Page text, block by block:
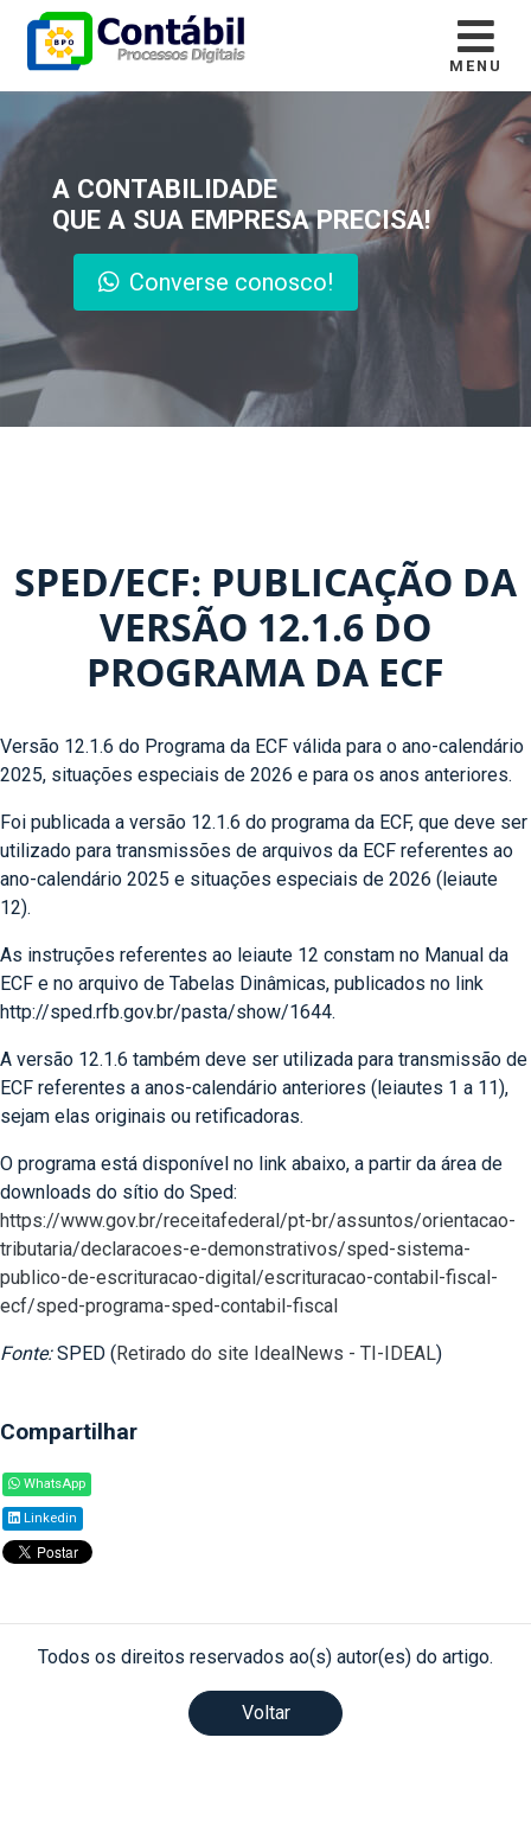
MENU
A CONTABILIDADE
QUE A SUA EMPRESA PRECISA!
Converse conosco!
SPED/ECF: PUBLICAÇÃO DA
VERSÃO 12.1.6 DO
PROGRAMA DA ECF
Versão 12.1.6 do Programa da ECF válida para o ano-calendário
2025, situações especiais de 2026 e para os anos anteriores.
Foi publicada a versão 12.1.6 do programa da ECF, que deve ser
utilizado para transmissões de arquivos da ECF referentes ao
ano-calendário 2025 e situações especiais de 2026 (leiaute
12).
As instruções referentes ao leiaute 12 constam no Manual da
ECF e no arquivo de Tabelas Dinâmicas, publicados no link
http://sped.rfb.gov.br/pasta/show/1644.
A versão 12.1.6 também deve ser utilizada para transmissão de
ECF referentes a anos-calendário anteriores (leiautes 1 a 11),
sejam elas originais ou retificadoras.
O programa está disponível no link abaixo, a partir da área de
downloads do sítio do Sped:
https://www.gov.br/receitafederal/pt-br/assuntos/orientacao-
tributaria/declaracoes-e-demonstrativos/sped-sistema-
publico-de-escrituracao-digital/escrituracao-contabil-fiscal-
ecf/sped-programa-sped-contabil-fiscal
Fonte:SPED (Retirado do site IdealNews - TI-IDEAL)
Compartilhar
WhatsApp
Linkedin
Todos os direitos reservados ao(s) autor(es) do artigo.
Voltar